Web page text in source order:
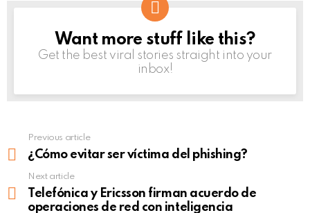
NEWSLETTER
Want more stuff like this?
Get the best viral stories straight into your
inbox!
more
Previous article
¿Cómo evitar ser víctima del phishing?
Next article
Telefónica y Ericsson firman acuerdo de
operaciones de red con inteligencia